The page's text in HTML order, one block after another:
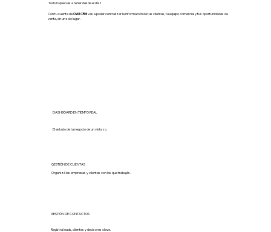
Todo lo que vas a tener desde el día 1
Con tu cuenta deOWI CRMvas a poder centralizar la información de tus clientes, tu equipo comercial y tus oportunidades de
venta, en un solo lugar.
DASHBOARD EN TIEMPO REAL
El estado de tu negocio de un vistazo.
GESTIÓN DE CUENTAS
Organizá las empresas y clientes con los que trabajás.
GESTIÓN DE CONTACTOS
Registrá leads, clientes y decisores clave.